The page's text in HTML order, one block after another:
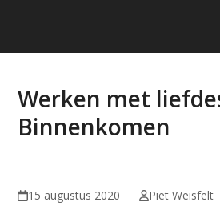
Werken met
Binnenkomen
15 augustus 2020 Piet Weisfelt